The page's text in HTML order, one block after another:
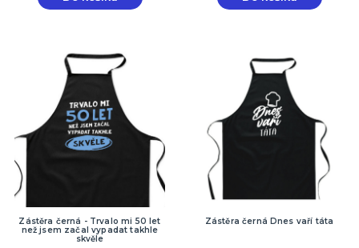
Zástěra černá - Trvalo mi 50 let
než jsem začal vypadat takhle
skvěle
Zástěra černá Dnes vaří táta